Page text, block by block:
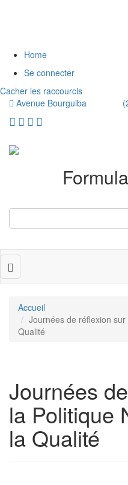
Home
Se connecter
Cacher les raccourcis
Avenue Bourguiba
Toggle
navigation
Accueil
Journées de réflexion
Qualité
Journées
la Politique
la Qualité